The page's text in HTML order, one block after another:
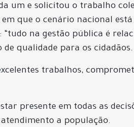
um e solicitou o trabalho
que o cenário nacional está
na gestão pública é
qualidade para os cidadãos.
trabalhos,
presente em todas as
a população.